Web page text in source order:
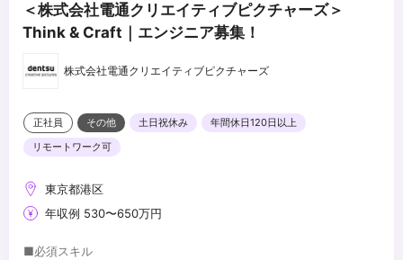
＜株式会社電通クリエイティブピクチャーズ＞
Think & Craft｜エンジニア募集！
株式会社電通クリエイティブピクチャーズ
正社員 その他 土日祝休み
年間休日120日以上
リモートワーク可
東京都港区
年収例 530〜650万円
■必須スキル